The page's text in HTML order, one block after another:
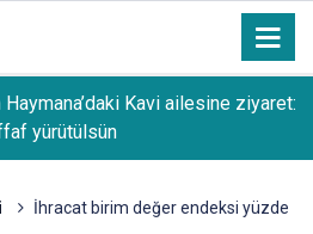
Haymana’daki Kavi ailesine ziyaret:
yürütülsün
İhracat birim değer endeksi yüzde